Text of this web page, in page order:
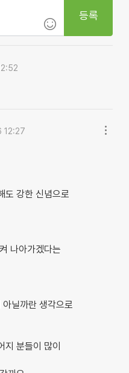
등록
12:27
도 강한 신념으로
나아가겠다는
닐까란 생각으로
분들이 많이